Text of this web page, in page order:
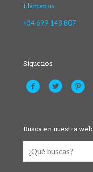
Llámanos
+34 699 148 807
Síguenos
Busca en nuestra web